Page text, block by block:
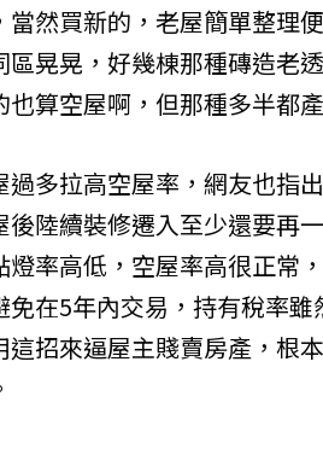
當然買新的，老屋簡單整理
區晃晃，好幾棟那種磚造老
也算空屋啊，但那種多半都
過多拉高空屋率，網友也指
後陸續裝修遷入至少還要再
燈率高低，空屋率高很正常
免在5年內交易，持有稅率
這招來逼屋主賤賣房產，根